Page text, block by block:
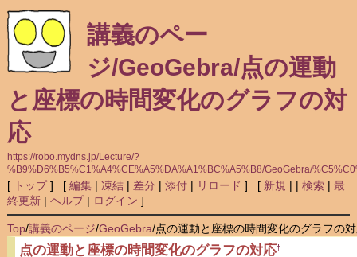
講義のペー
ジ/GeoGebra/点の運動
と座標の時間変化のグラフの対
応
https://robo.mydns.jp/Lecture/?
%B9%D6%B5%C1%A4%CE%A5%DA%A1%BC%A5%B8/GeoGebra/
[ トップ] [ 編集| 凍結 | 差分 | 添付| リロード ] [ 新規 | | 検索| 最
終更新| ヘルプ| ログイン ]
Top/講義のページ/GeoGebra/点の運動と座標の時間変化のグラフの
点の運動と座標の時間変化のグラフの対応†